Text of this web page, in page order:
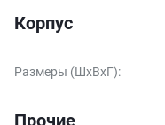
Корпус
Размеры (ШxВxГ):
Прочие